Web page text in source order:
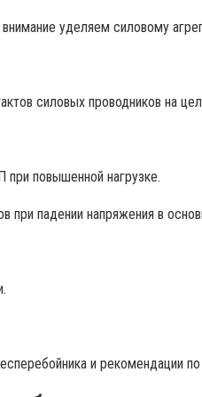
уделяем силовому
силовых проводников на
повышенной нагрузке.
падении напряжения в
и рекомендации